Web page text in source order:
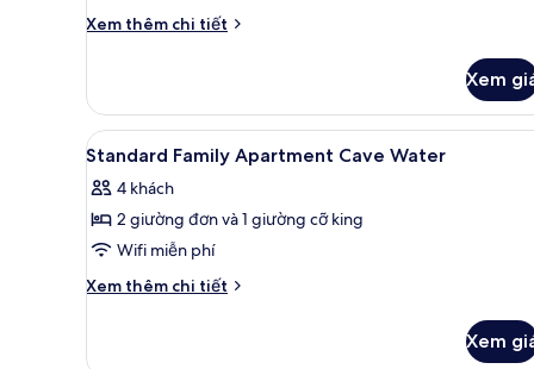
gia
phòng
ngủ,
hiên
Xem thêm chi tiết
Chi
Phòng
Suite
dành
gia
đình,
phòng
ngủ,
hiên
Xem
Xem
tất
cả
ảnh
Standard
Family
Water
Bộ đồ giường cao cấp, nệm
8
Standard Family Apartment Cave Water
4 khách
2 giường đơn và 1 giường cỡ king
Wifi miễn phí
Xem thêm chi tiết
Chi
Xem